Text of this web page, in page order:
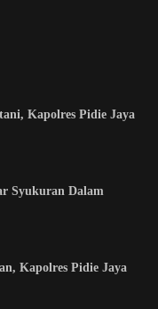
Kapolres Pidie Jaya
Syukuran Dalam
Kapolres Pidie Jaya